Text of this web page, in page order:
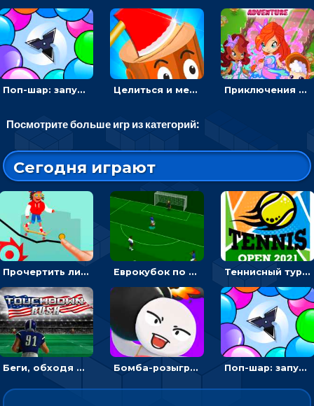
Поп-шар: запускать колючку, чтобы лопать воздушные шарики Целиться и метать топор в 3D мишени Приключения Клуба Винкс: менять дорожки, чтобы собирать кристаллы
Посмотрите больше игр из категорий:
Сегодня играют
Прочертить линию, чтобы проехать на скейте, через преграды к финишу - для мальчиков Еврокубок по футболу 2021 в 3D: пасуй мяч и бей по воротам соперника Теннисный турнир: подавать или отбивать шарик ракеткой
Беги, обходя соперников и собирай бонусы - американский футбол Бомба-розыгрыш: передавай и беги – 3D гиперказуалка Поп-шар: запускать колючку, чтобы лопать воздушные шарики